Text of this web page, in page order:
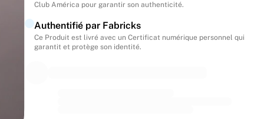
Club América pour garantir son authenticité.
Authentifié par Fabricks
Ce Produit est livré avec un Certificat numérique personnel qui
garantit et protège son identité.